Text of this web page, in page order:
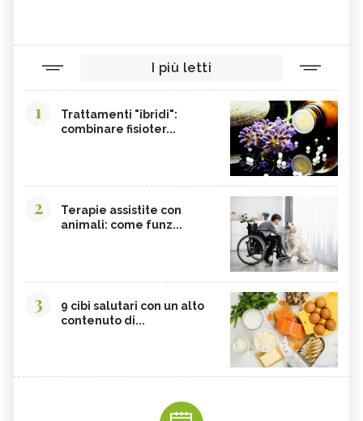
I più letti
1
Trattamenti "ibridi":
combinare fisioter...
2
Terapie assistite con
animali: come funz...
3
9 cibi salutari con un alto
contenuto di...